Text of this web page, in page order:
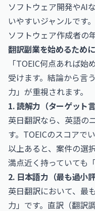
ソフトウェア開発やAI
いやすいジャンルです。
ソフトウェア作成者の
翻訳副業を始めるため
「TOEIC何点あれば
受けます。結論から言
力」が重視されます。
1. 読解力（ターゲット
英日翻訳なら、英語の
す。TOEICのスコアで
以上あると、案件の選
満点近く持っていても
2. 日本語力（最も過小
英日翻訳において、最
力」です。直訳（翻訳